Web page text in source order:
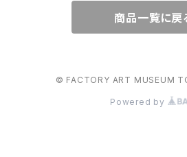
商品一覧に戻
© FACTORY ART MUSEUM
Powered by